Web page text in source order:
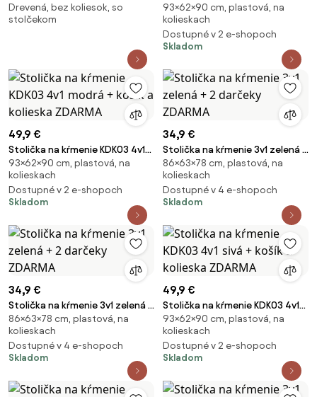
dubového dreva Mouse Junior
Drevená, bez koliesok, so
stolčekom
modrá + košík a kolieska
ZDARMA
93×62×90 cm, plastová, na
kolieskach
Dostupné v 2 e-shopoch
Skladom
49,9 €
Stolička na kŕmenie KDK03 4v1
modrá + košík a kolieska
ZDARMA
93×62×90 cm, plastová, na
kolieskach
Dostupné v 2 e-shopoch
Skladom
34,9 €
Stolička na kŕmenie 3v1 zelená +
2 darčeky ZDARMA
86×63×78 cm, plastová, na
kolieskach
Dostupné v 4 e-shopoch
Skladom
34,9 €
Stolička na kŕmenie 3v1 zelená +
2 darčeky ZDARMA
86×63×78 cm, plastová, na
kolieskach
Dostupné v 4 e-shopoch
Skladom
49,9 €
Stolička na kŕmenie KDK03 4v1
sivá + košík a kolieska ZDARMA
93×62×90 cm, plastová, na
kolieskach
Dostupné v 2 e-shopoch
Skladom